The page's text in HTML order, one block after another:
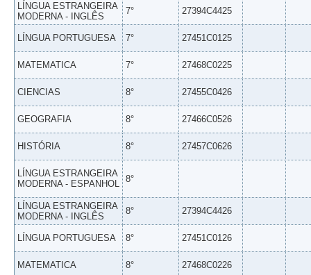
LÍNGUA ESTRANGEIRA
MODERNA - INGLÊS
7° 27394C4425
LÍNGUA PORTUGUESA 7° 27451C0125
MATEMATICA 7° 27468C0225
CIENCIAS 8° 27455C0426
GEOGRAFIA 8° 27466C0526
HISTÓRIA 8° 27457C0626
LÍNGUA ESTRANGEIRA
MODERNA - ESPANHOL 8°
LÍNGUA ESTRANGEIRA
MODERNA - INGLÊS
8° 27394C4426
LÍNGUA PORTUGUESA 8° 27451C0126
MATEMATICA 8° 27468C0226